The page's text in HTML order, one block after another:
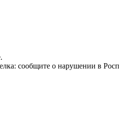
сообщите о нарушении в